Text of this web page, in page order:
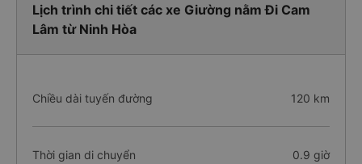
Lịch trình chi tiết các xe Giường nằm Đi Cam
Lâm từ Ninh Hòa
Chiều dài tuyến đường 120 km
Thời gian di chuyển 0.9 giờ